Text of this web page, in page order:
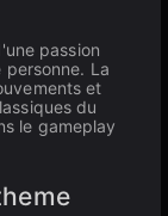
passion
La
et
du
le gameplay